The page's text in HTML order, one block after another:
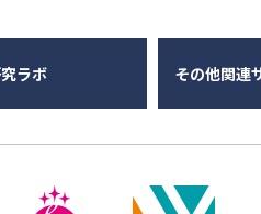
ラボ その他関連